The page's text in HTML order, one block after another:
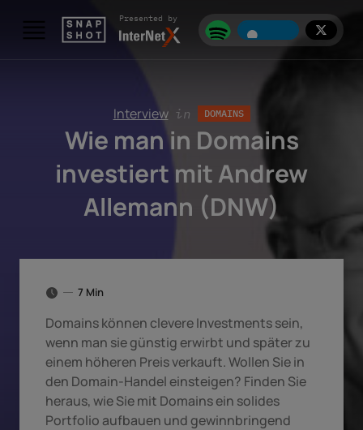
Presented by
Interview in DOMAINS
Wie man in Domains
investiert mit Andrew
Allemann (DNW)
7 Min
Domains können clevere Investments sein,
wenn man sie günstig erwirbt und später zu
einem höheren Preis verkauft. Wollen Sie in
den Domain-Handel einsteigen? Finden Sie
heraus, wie Sie mit Domains ein solides
Portfolio aufbauen und gewinnbringend